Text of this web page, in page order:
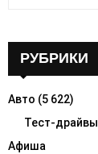
o
РУБРИКИ
Авто (5 622)
Тест-драйвы
Афиша